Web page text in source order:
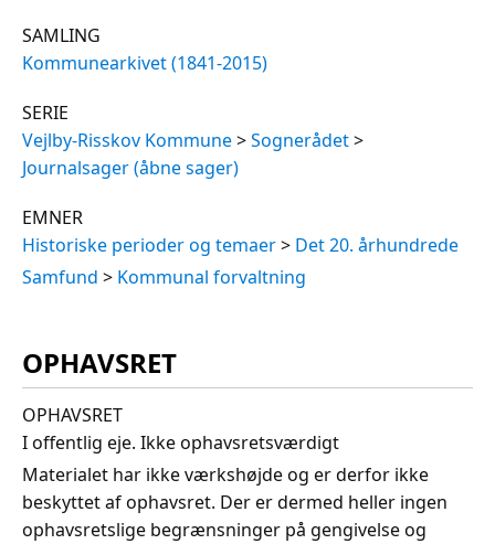
SAMLING
Kommunearkivet (1841-2015)
SERIE
Vejlby-Risskov Kommune>Sognerådet>
Journalsager (åbne sager)
EMNER
Historiske perioder og temaer> Det 20. århundrede
Samfund > Kommunal forvaltning
OPHAVSRET
OPHAVSRET
I offentlig eje. Ikke ophavsretsværdigt
Materialet har ikke værkshøjde og er derfor ikke
beskyttet af ophavsret. Der er dermed heller ingen
ophavsretslige begrænsninger på gengivelse og